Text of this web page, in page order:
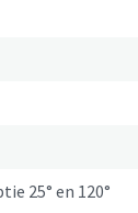
25° en 120°